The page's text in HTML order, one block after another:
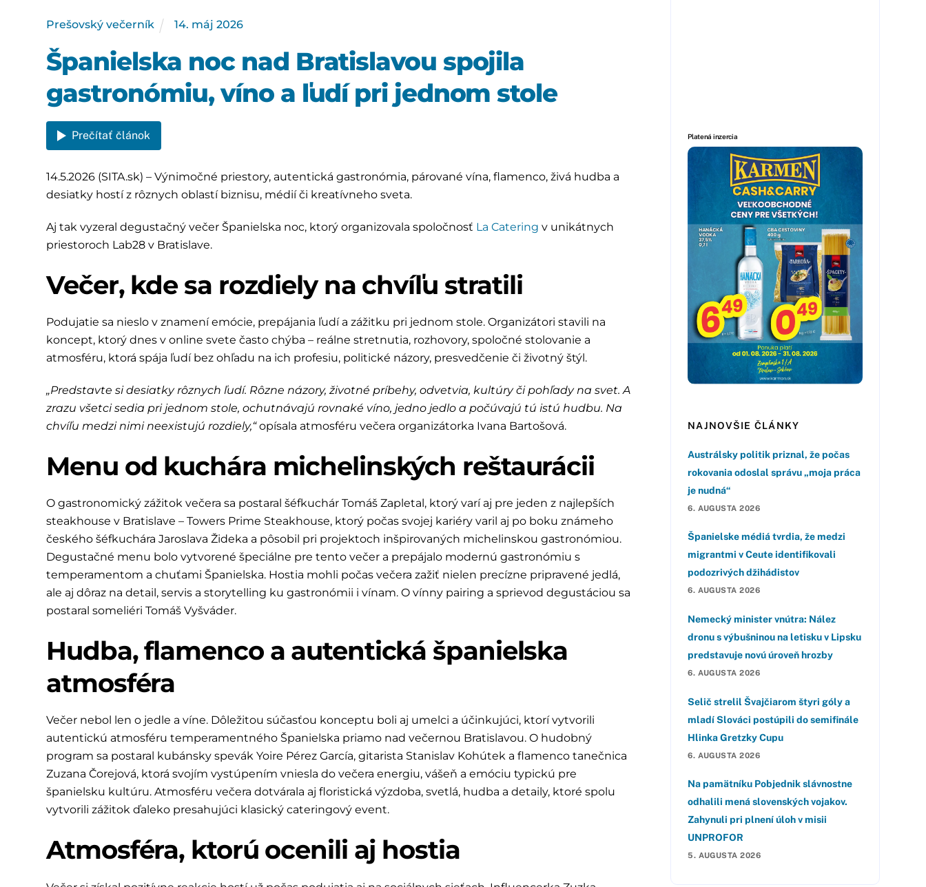
Prešovský večerník 14. máj 2026
Španielska noc nad Bratislavou spojila
gastronómiu, víno a ľudí pri jednom stole
Prečítať článok
14.5.2026 (SITA.sk) – Výnimočné priestory, autentická gastronómia, párované vína, flamenco, živá hudba a
desiatky hostí z rôznych oblastí biznisu, médií či kreatívneho sveta.
Aj tak vyzeral degustačný večer Španielska noc, ktorý organizovala spoločnosť La Catering v unikátnych
priestoroch Lab28 v Bratislave.
Večer, kde sa rozdiely na chvíľu stratili
Podujatie sa nieslo v znamení emócie, prepájania ľudí a zážitku pri jednom stole. Organizátori stavili na
koncept, ktorý dnes v online svete často chýba – reálne stretnutia, rozhovory, spoločné stolovanie a
atmosféru, ktorá spája ľudí bez ohľadu na ich profesiu, politické názory, presvedčenie či životný štýl.
„Predstavte si desiatky rôznych ľudí. Rôzne názory, životné príbehy, odvetvia, kultúry či pohľady na svet. A
zrazu všetci sedia pri jednom stole, ochutnávajú rovnaké víno, jedno jedlo a počúvajú tú istú hudbu. Na
chvíľu medzi nimi neexistujú rozdiely,“opísala atmosféru večera organizátorka Ivana Bartošová.
Menu od kuchára michelinských reštaurácii
O gastronomický zážitok večera sa postaral šéfkuchár Tomáš Zapletal, ktorý varí aj pre jeden z najlepších
steakhouse v Bratislave – Towers Prime Steakhouse, ktorý počas svojej kariéry varil aj po boku známeho
českého šéfkuchára Jaroslava Žideka a pôsobil pri projektoch inšpirovaných michelinskou gastronómiou.
Degustačné menu bolo vytvorené špeciálne pre tento večer a prepájalo modernú gastronómiu s
temperamentom a chuťami Španielska. Hostia mohli počas večera zažiť nielen precízne pripravené jedlá,
ale aj dôraz na detail, servis a storytelling ku gastronómii i vínam. O vínny pairing a sprievod degustáciou sa
postaral someliéri Tomáš Vyšváder.
Hudba, flamenco a autentická španielska
atmosféra
Večer nebol len o jedle a víne. Dôležitou súčasťou konceptu boli aj umelci a účinkujúci, ktorí vytvorili
autentickú atmosféru temperamentného Španielska priamo nad večernou Bratislavou. O hudobný
program sa postaral kubánsky spevák Yoire Pérez García, gitarista Stanislav Kohútek a flamenco tanečnica
Zuzana Čorejová, ktorá svojím vystúpením vniesla do večera energiu, vášeň a emóciu typickú pre
španielsku kultúru. Atmosféru večera dotvárala aj floristická výzdoba, svetlá, hudba a detaily, ktoré spolu
vytvorili zážitok ďaleko presahujúci klasický cateringový event.
Atmosféra, ktorú ocenili aj hostia
Platená inzercia
NAJNOVŠIE ČLÁNKY
Austrálsky politik priznal, že počas
rokovania odoslal správu „moja práca
je nudná“
6. AUGUSTA 2026
Španielske médiá tvrdia, že medzi
migrantmi v Ceute identifikovali
podozrivých džihádistov
6. AUGUSTA 2026
Nemecký minister vnútra: Nález
dronu s výbušninou na letisku v Lipsku
predstavuje novú úroveň hrozby
6. AUGUSTA 2026
Selič strelil Švajčiarom štyri góly a
mladí Slováci postúpili do semifinále
Hlinka Gretzky Cupu
6. AUGUSTA 2026
Na pamätníku Pobjednik slávnostne
odhalili mená slovenských vojakov.
Zahynuli pri plnení úloh v misii
UNPROFOR
5. AUGUSTA 2026